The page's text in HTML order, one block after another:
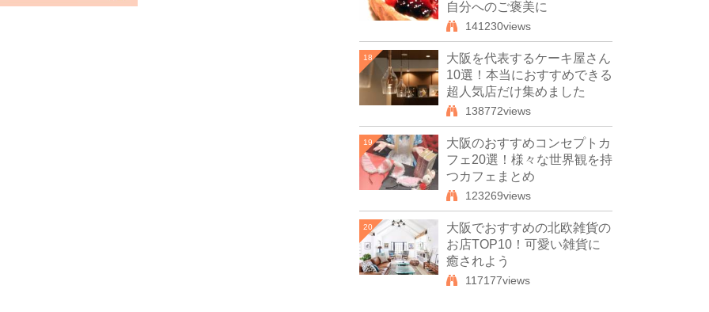
揚げなど美味しいもので有名
自分へのご褒美に
141230views
18
大阪を代表するケーキ屋さん
10選！本当におすすめできる
超人気店だけ集めました
138772views
19
大阪のおすすめコンセプトカ
フェ20選！様々な世界観を持
つカフェまとめ
123269views
20
大阪でおすすめの北欧雑貨の
お店TOP10！可愛い雑貨に
癒されよう
117177views